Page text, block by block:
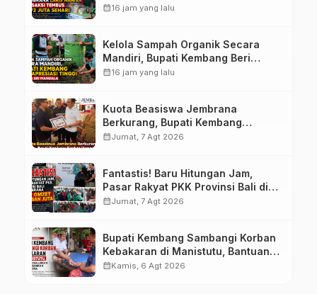
Rp.672 Juta Sehari
calendar_month16 jam yang lalu
Kelola Sampah Organik Secara
Mandiri, Bupati Kembang Beri
Apresiasi Tinggi Warga Sri
calendar_month16 jam yang lalu
Kuota Beasiswa Jembrana
Berkurang, Bupati Kembang
Siapkan Upaya Penambahan di
calendar_monthJumat, 7 Agt 2026
Fantastis! Baru Hitungan Jam,
Pasar Rakyat PKK Provinsi Bali di
Jembrana Raup Omzet Ratusan
calendar_monthJumat, 7 Agt 2026
Bupati Kembang Sambangi Korban
Kebakaran di Manistutu, Bantuan
Disalurkan untuk Ringankan Beban
calendar_monthKamis, 6 Agt 2026